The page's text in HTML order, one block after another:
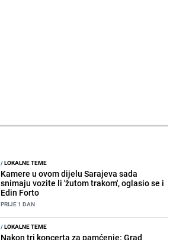
/LOKALNE TEME
Kamere u ovom dijelu Sarajeva sada
snimaju vozite li 'žutom trakom', oglasio se i
Edin Forto
PRIJE 1 DAN
/LOKALNE TEME
Nakon tri koncerta za pamćenje: Grad